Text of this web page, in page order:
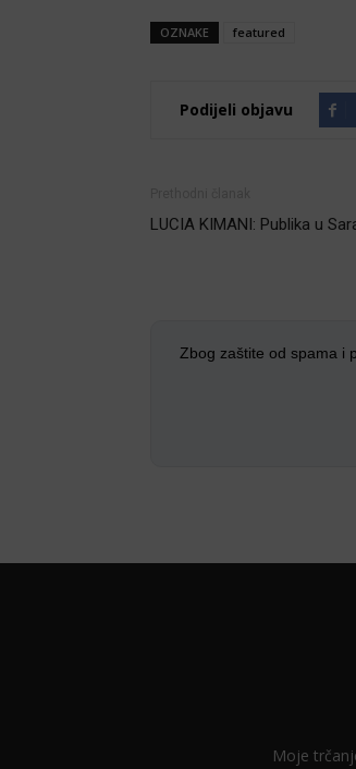
OZNAKE featured
Podijeli objavu
LUCIA KIMANI: Publika u
Zbog zaštite od spama i
Moje